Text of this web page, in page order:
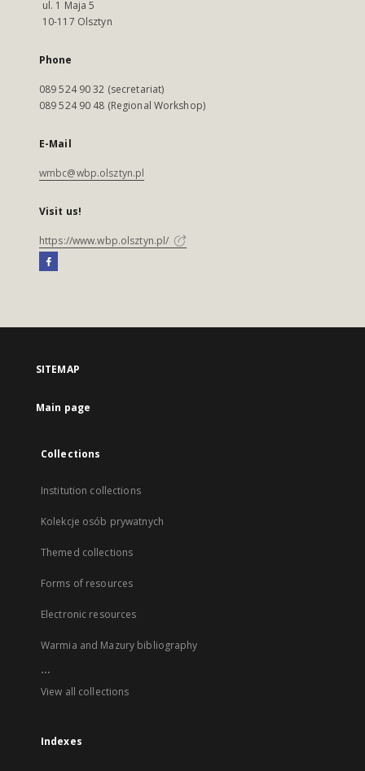
ul. 1 Maja 5
10-117 Olsztyn
Phone
089 524 90 32 (secretariat)
089 524 90 48 (Regional Workshop)
E-Mail
wmbc@wbp.olsztyn.pl
Visit us!
https://www.wbp.olsztyn.pl/
SITEMAP
Main page
Collections
Institution collections
Kolekcje osób prywatnych
Themed collections
Forms of resources
Electronic resources
Warmia and Mazury bibliography
...
View all collections
Indexes